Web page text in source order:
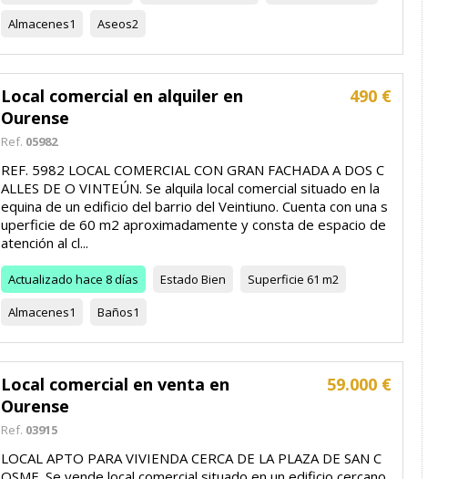
Almacenes1 Aseos2
490 €
Local comercial en alquiler en
Ourense
Ref. 05982
REF. 5982 LOCAL COMERCIAL CON GRAN FACHADA A DOS C
ALLES DE O VINTEÚN. Se alquila local comercial situado en la
equina de un edificio del barrio del Veintiuno. Cuenta con una s
uperficie de 60 m2 aproximadamente y consta de espacio de
atención al cl...
Actualizado hace 8 días Estado Bien Superficie 61 m2
Almacenes1 Baños1
59.000 €
Local comercial en venta en
Ourense
Ref. 03915
LOCAL APTO PARA VIVIENDA CERCA DE LA PLAZA DE SAN C